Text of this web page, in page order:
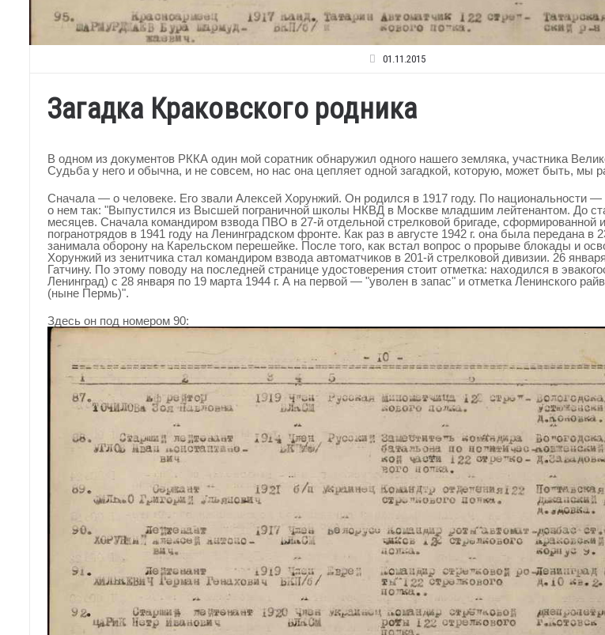
01.11.2015
Загадка Краковского родника
В одном из документов РККА один мой соратник обнаружил одного нашего земляка, участника
Судьба у него и обычна, и не совсем, но нас она цепляет одной загадкой, которую, может быть, мы
Сначала — о человеке. Его звали Алексей Хорунжий. Он родился в 1917 году. По национальности
о нем так: "Выпустился из Высшей пограничной школы НКВД в Москве младшим лейтенантом. До
месяцев. Сначала командиром взвода ПВО в 27-й отдельной стрелковой бригаде, сформированной
погранотрядов в 1941 году на Ленинградском фронте. Как раз в августе 1942 г. она была передана
занимала оборону на Карельском перешейке. После того, как встал вопрос о прорыве блокады и
Хорунжий из зенитчика стал командиром взвода автоматчиков в 201-й стрелковой дивизии. 26
Гатчину. По этому поводу на последней странице удостоверения стоит отметка: находился в
Ленинград) с 28 января по 19 марта 1944 г. А на первой — "уволен в запас" и отметка Ленинского
(ныне Пермь)".
Здесь он под номером 90: